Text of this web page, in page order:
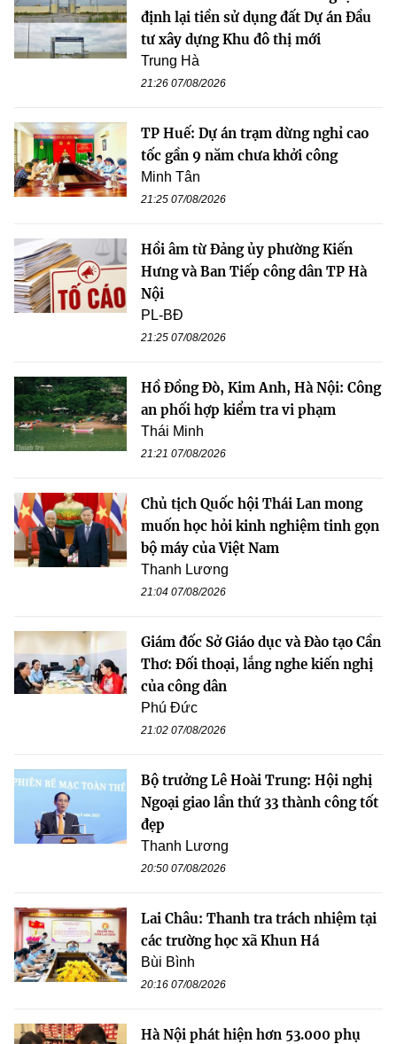
định lại tiền sử dụng đất Dự án Đầu
tư xây dựng Khu đô thị mới
Trung Hà
21:26 07/08/2026
TP Huế: Dự án trạm dừng nghỉ cao
tốc gần 9 năm chưa khởi công
Minh Tân
21:25 07/08/2026
Hồi âm từ Đảng ủy phường Kiến
Hưng và Ban Tiếp công dân TP Hà
Nội
PL-BĐ
21:25 07/08/2026
Hồ Đồng Đò, Kim Anh, Hà Nội: Công
an phối hợp kiểm tra vi phạm
Thái Minh
21:21 07/08/2026
Chủ tịch Quốc hội Thái Lan mong
muốn học hỏi kinh nghiệm tinh gọn
bộ máy của Việt Nam
Thanh Lương
21:04 07/08/2026
Giám đốc Sở Giáo dục và Đào tạo Cần
Thơ: Đối thoại, lắng nghe kiến nghị
của công dân
Phú Đức
21:02 07/08/2026
Bộ trưởng Lê Hoài Trung: Hội nghị
Ngoại giao lần thứ 33 thành công tốt
đẹp
Thanh Lương
20:50 07/08/2026
Lai Châu: Thanh tra trách nhiệm tại
các trường học xã Khun Há
Bùi Bình
20:16 07/08/2026
Hà Nội phát hiện hơn 53.000 phụ